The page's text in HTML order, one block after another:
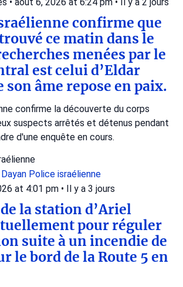
confirme que
ce matin dans le
menées par le
est celui d’Eldar
son âme repose en paix.
confirme la découverte du corps
suspects arrêtés et détenus pendant
d'une enquête en cours.
Police israélienne
at 4:01 pm • Il y a 3 jours
la station d’Ariel
pour réguler
suite à un incendie de
le bord de la Route 5 en